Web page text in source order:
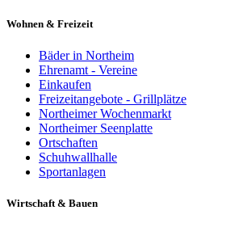
Wohnen & Freizeit
Bäder in Northeim
Ehrenamt - Vereine
Einkaufen
Freizeitangebote - Grillplätze
Northeimer Wochenmarkt
Northeimer Seenplatte
Ortschaften
Schuhwallhalle
Sportanlagen
Wirtschaft & Bauen